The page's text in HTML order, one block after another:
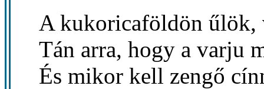
A kukoricaföldön űlök,
Tán arra, hogy a varju
És mikor kell zengő